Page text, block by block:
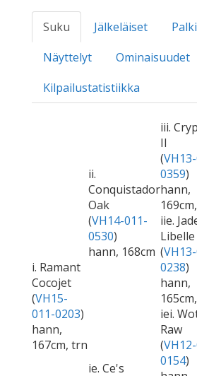
Suku Jälkeläiset
Näyttelyt
Ominaisuudet
Kilpailustatistiikka
i. Ramant
Cocojet
(VH15-
011-0203)
hann,
167cm, trn
ii.
Conquistador
Oak
(VH14-011-
0530)
hann, 168cm
iii.
II
(
0359)
hann,
iie.
Libelle
(
0238)
hann,
ie. Ce's
iei.
Raw
(
0154)